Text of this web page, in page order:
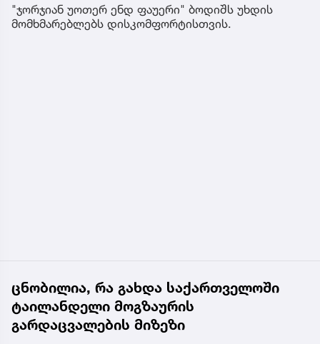
"ჯორჯიან უოთერ ენდ ფაუერი" ბოდიშს უხდის
მომხმარებლებს დისკომფორტისთვის.
ცნობილია, რა გახდა საქართველოში
ტაილანდელი მოგზაურის
გარდაცვალების მიზეზი